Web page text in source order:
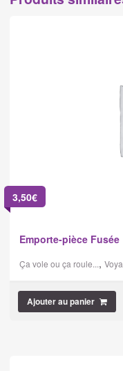
3,50€
Emporte-pièce Fusée
Ça vole ou ça roule...,
Ajouter au panier